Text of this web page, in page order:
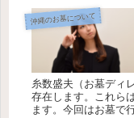
沖縄のお墓について
糸数盛夫（お墓ディ
存在します。これら
ます。今回はお墓で